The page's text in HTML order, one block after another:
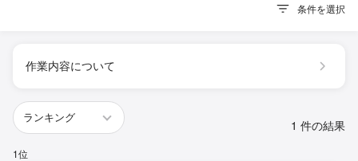
条件を選択
作業内容について
1 件の結果
1位